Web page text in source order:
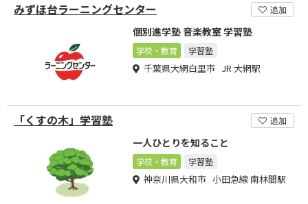
みずほ台ラーニングセンター 追加
個別進学塾 音楽教室 学習塾
学校・教育 学習塾
千葉県大網白里市 JR 大網駅
「くすの木」学習塾 追加
一人ひとりを知ること
学校・教育 学習塾
神奈川県大和市 小田急線 南林間駅